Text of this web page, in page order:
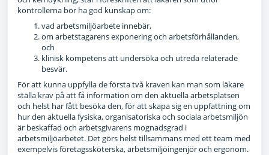
kontrollerna bör ha god kunskap om:
vad arbetsmiljöarbete innebär,
om arbetstagarens exponering och arbetsförhållanden,
och
klinisk kompetens att undersöka och utreda relaterade
besvär.
För att kunna uppfylla de första två kraven kan man som läkare
ställa krav på att få information om den aktuella arbetsplatsen
och helst har fått besöka den, för att skapa sig en uppfattning om
hur den aktuella fysiska, organisatoriska och sociala arbetsmiljön
är beskaffad och arbetsgivarens mognadsgrad i
arbetsmiljöarbetet. Det görs helst tillsammans med ett team med
exempelvis företagssköterska, arbetsmiljöingenjör och ergonom.